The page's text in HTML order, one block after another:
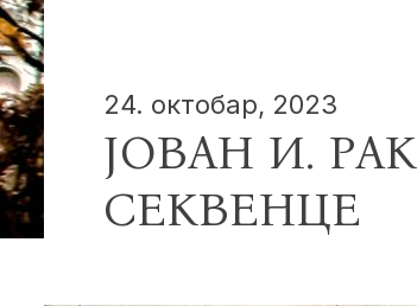
24. октобар, 2023
ЈОВАН И.
СЕКВЕНЦЕ